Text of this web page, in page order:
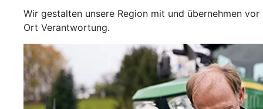
Wir gestalten unsere Region mit und übernehmen vor
Ort Verantwortung.